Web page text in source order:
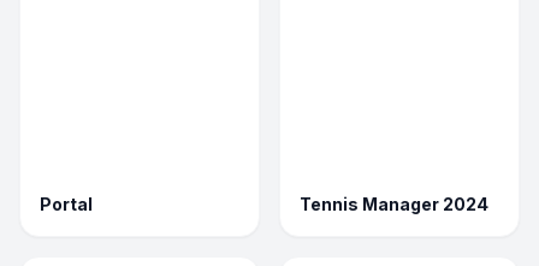
Portal Tennis Manager 2024